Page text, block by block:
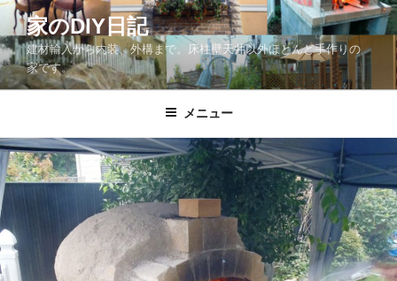
コ
テ
ン
ツ
ス
キ
ッ
プ
家のDIY日記
建材輸入から内装、外構まで。床柱壁天井以外ほとんど手作りの
家です。
メニュー